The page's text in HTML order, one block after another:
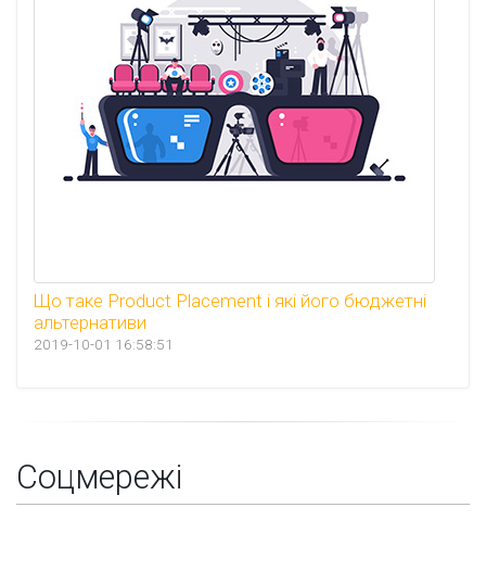
Що таке Product Placement і які його бюджетні
альтернативи
2019-10-01 16:58:51
Соцмережі